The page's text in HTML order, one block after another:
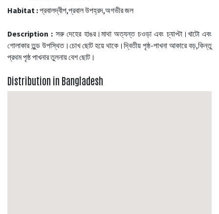
Habitat :প্রবালদ্বীপ,প্রবাল উপহ্রদ,অগভীর জল
Description : সরু দেহের হাঙর।মাথা অত্যন্ত চওড়া এবং চ্যাপ্টা।খাটো এবং
গোলাকার তুন্ড উপস্থিত।চোখ ছোট হয়ে থাকে।দ্বিতীয় পৃষ্ঠ-পাখনা আকারে বড়,কিন্তু
প্রথম পৃষ্ঠ পাখনার তুলনায় বেশ ছোট।
Distribution in Bangladesh